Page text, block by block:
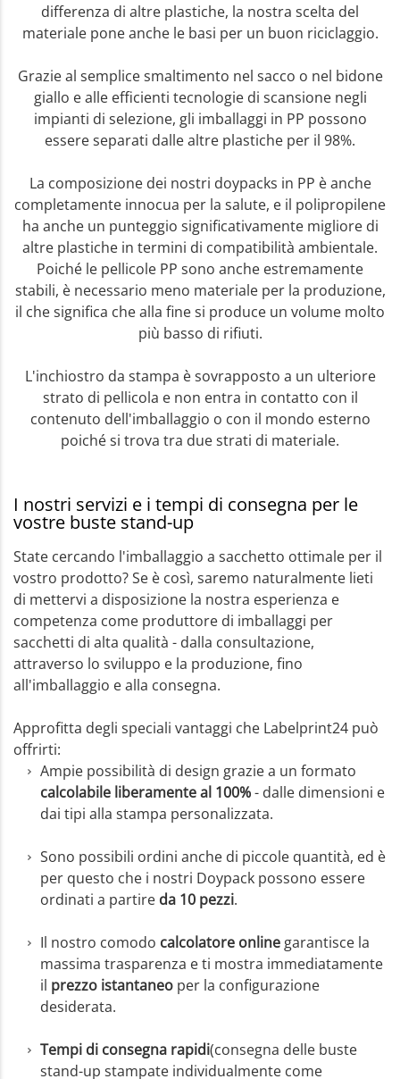
differenza di altre plastiche, la nostra scelta del
materiale pone anche le basi per un buon riciclaggio.
Grazie al semplice smaltimento nel sacco o nel bidone
giallo e alle efficienti tecnologie di scansione negli
impianti di selezione, gli imballaggi in PP possono
essere separati dalle altre plastiche per il 98%.
La composizione dei nostri doypacks in PP è anche
completamente innocua per la salute, e il polipropilene
ha anche un punteggio significativamente migliore di
altre plastiche in termini di compatibilità ambientale.
Poiché le pellicole PP sono anche estremamente
stabili, è necessario meno materiale per la produzione,
il che significa che alla fine si produce un volume molto
più basso di rifiuti.
L'inchiostro da stampa è sovrapposto a un ulteriore
strato di pellicola e non entra in contatto con il
contenuto dell'imballaggio o con il mondo esterno
poiché si trova tra due strati di materiale.
I nostri servizi e i tempi di consegna per le
vostre buste stand-up
State cercando l'imballaggio a sacchetto ottimale per il
vostro prodotto? Se è così, saremo naturalmente lieti
di mettervi a disposizione la nostra esperienza e
competenza come produttore di imballaggi per
sacchetti di alta qualità - dalla consultazione,
attraverso lo sviluppo e la produzione, fino
all'imballaggio e alla consegna.
Approfitta degli speciali vantaggi che Labelprint24 può
offrirti:
Ampie possibilità di design grazie a un formato
calcolabile liberamente al 100%- dalle dimensioni e
dai tipi alla stampa personalizzata.
Sono possibili ordini anche di piccole quantità, ed è
per questo che i nostri Doypack possono essere
ordinati a partire da 10 pezzi.
Il nostro comodo calcolatore online garantisce la
massima trasparenza e ti mostra immediatamente
il prezzo istantaneo per la configurazione
desiderata.
Tempi di consegna rapidi(consegna delle buste
stand-up stampate individualmente come